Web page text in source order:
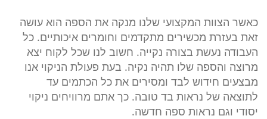
כאשר הצוות המקצועי שלנו מנקה את הספה הוא עושה
זאת בעזרת מכשירים מתקדמים וחומרים איכותיים. כל
העבודה נעשת בצורה נקייה. חשוב לנו שכל לקוח יצא
מרוצה והספה שלו תהיה נקיה. בעת פעולת הניקוי אנו
מבצעים חידוש לבד ומסירים את כל הכתמים עד
לתוצאה של נראות בד טובה. כך אתם מרוויחים ניקוי
יסודי וגם נראות ספה חדשה.